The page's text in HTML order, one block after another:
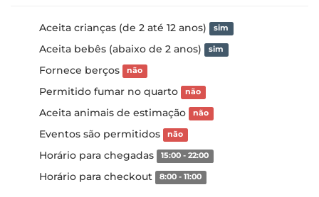
Aceita crianças (de 2 até 12 anos) sim
Aceita bebês (abaixo de 2 anos) sim
Fornece berços não
Permitido fumar no quarto não
Aceita animais de estimação não
Eventos são permitidos não
Horário para chegadas 15:00 - 22:00
Horário para checkout 8:00 - 11:00